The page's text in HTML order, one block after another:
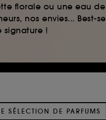
florale ou une eau
nos envies... Best-
signature !
SÉLECTION DE PARFUMS